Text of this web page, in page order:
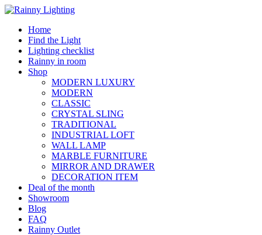
Skip
contentHome
Find the Light
Lighting checklist
Rainny in room
Shop
MODERN LUXURY
MODERN
CLASSIC
CRYSTAL SLING
TRADITIONAL
INDUSTRIAL LOFT
WALL LAMP
MARBLE FURNITURE
MIRROR AND DRAWER
DECORATION ITEM
Deal of the month
Showroom
Blog
FAQ
Rainny Outlet